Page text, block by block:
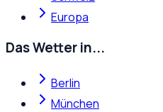
Europa
Das Wetter in...
Berlin
München